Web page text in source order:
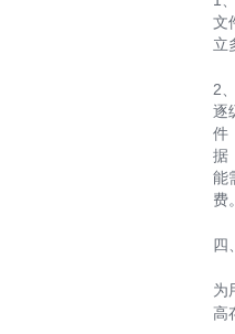
文
立
2
逐
件
据
能
费
四
为
高